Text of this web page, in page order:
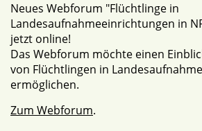
Neues Webforum "Flüchtlinge in
Landesaufnahmeeinrichtungen in
jetzt online!
Das Webforum möchte einen
von Flüchtlingen in
ermöglichen.
Zum Webforum.